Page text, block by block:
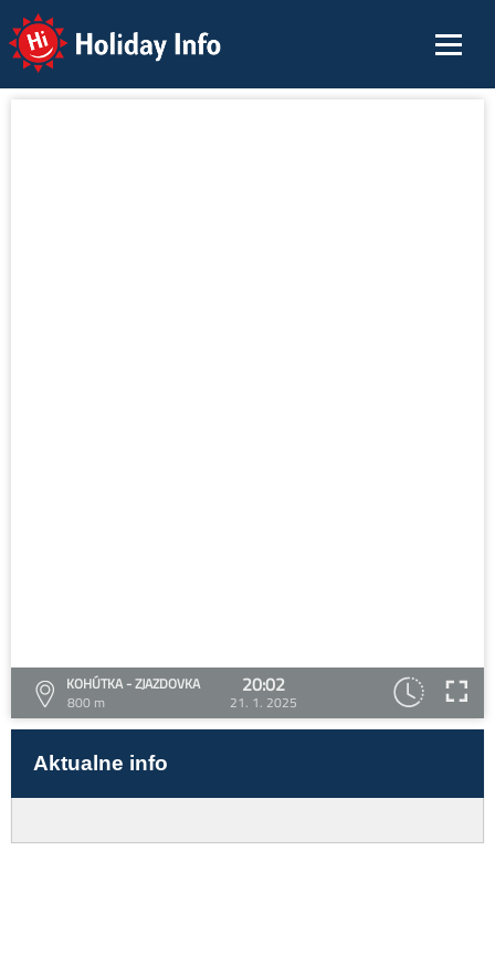
Holiday Info
KOHÚTKA - ZJAZDOVKA
800 m
20:02
21. 1. 2025
Aktualne info